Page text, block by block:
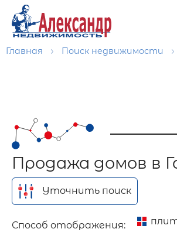
Главная Поиск недвижимости
Продажа домов в
Уточнить поиск
Способ отображения: